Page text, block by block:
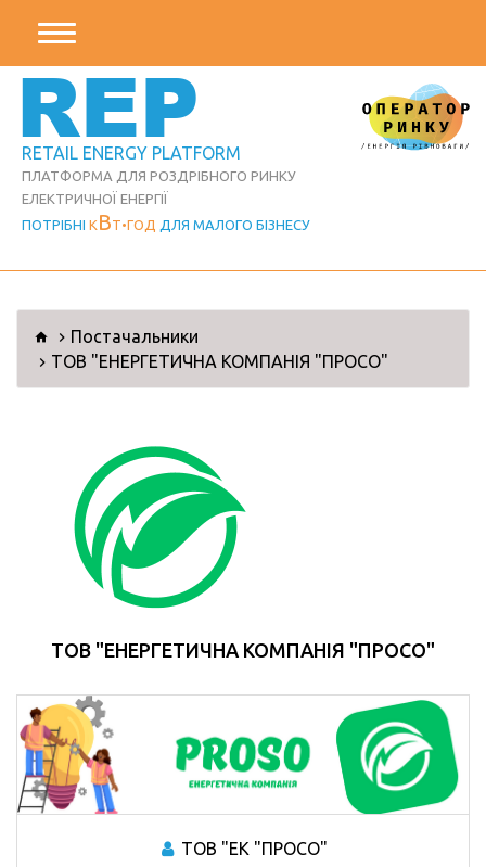
REP
RETAIL ENERGY PLATFORM
ПЛАТФОРМА ДЛЯ РОЗДРІБНОГО РИНКУ
ЕЛЕКТРИЧНОЇ ЕНЕРГІЇ
ПОТРІБНІ К ВТ ГОД ДЛЯ МАЛОГО БІЗНЕСУ
Постачальники
ТОВ "ЕНЕРГЕТИЧНА КОМПАНІЯ "ПРОСО"
ТОВ "ЕНЕРГЕТИЧНА КОМПАНІЯ "ПРОСО"
ТОВ "ЕК "ПРОСО"